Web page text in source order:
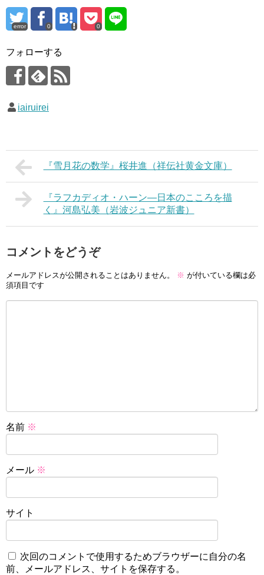
error 0 0
フォローする
iairuirei
『雪月花の数学』桜井進（祥伝社黄金文庫）
『ラフカディオ・ハーン―日本のこころを描
く』河島弘美（岩波ジュニア新書）
コメントをどうぞ
メールアドレスが公開されることはありません。 ※ が付いている欄は必
須項目です
名前 ※
メール ※
サイト
次回のコメントで使用するためブラウザーに自分の名
前、メールアドレス、サイトを保存する。